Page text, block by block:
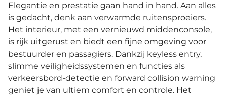
Elegantie en prestatie gaan hand in hand. Aan alles
is gedacht, denk aan verwarmde ruitensproeiers.
Het interieur, met een vernieuwd middenconsole,
is rijk uitgerust en biedt een fijne omgeving voor
bestuurder en passagiers. Dankzij keyless entry,
slimme veiligheidssystemen en functies als
verkeersbord-detectie en forward collision warning
geniet je van ultiem comfort en controle. Het